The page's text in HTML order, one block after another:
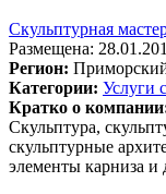
Скульптурная
Размещена:
Регион:
Категории: Услуги
Кратко о
Скульптура,
скульптурные
элементы карниза и